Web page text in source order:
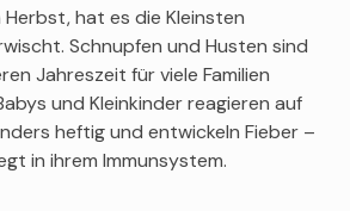
hat es die Kleinsten
Schnupfen und Husten sind
Jahreszeit für viele Familien
und Kleinkinder reagieren auf
heftig und entwickeln Fieber –
in ihrem Immunsystem.